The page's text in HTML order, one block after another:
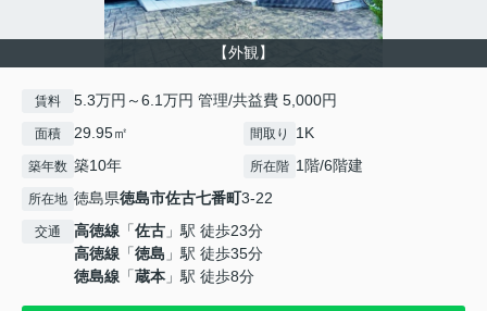
【外観】
賃料 5.3万円～6.1万円 管理/共益費 5,000円
面積 29.95㎡ 間取り 1K
築年数 築10年 所在階 1階/6階建
所在地 徳島県徳島市佐古七番町3-22
交通 高徳線 「佐古 」駅 徒歩23分
高徳線 「徳島 」駅 徒歩35分
徳島線 「蔵本 」駅 徒歩8分